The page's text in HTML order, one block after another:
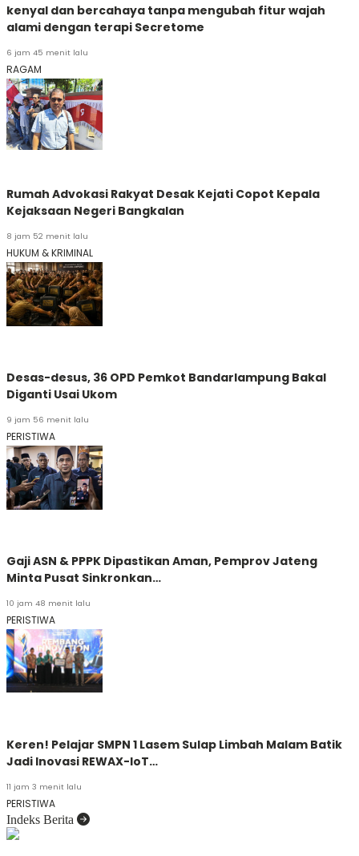
kenyal dan bercahaya tanpa mengubah fitur wajah
alami dengan terapi Secretome
6 jam 45 menit lalu
RAGAM
Rumah Advokasi Rakyat Desak Kejati Copot Kepala
Kejaksaan Negeri Bangkalan
8 jam 52 menit lalu
HUKUM & KRIMINAL
Desas-desus, 36 OPD Pemkot Bandarlampung Bakal
Diganti Usai Ukom
9 jam 56 menit lalu
PERISTIWA
Gaji ASN & PPPK Dipastikan Aman, Pemprov Jateng
Minta Pusat Sinkronkan…
10 jam 48 menit lalu
PERISTIWA
Keren! Pelajar SMPN 1 Lasem Sulap Limbah Malam Batik
Jadi Inovasi REWAX-IoT…
11 jam 3 menit lalu
PERISTIWA
Indeks Berita